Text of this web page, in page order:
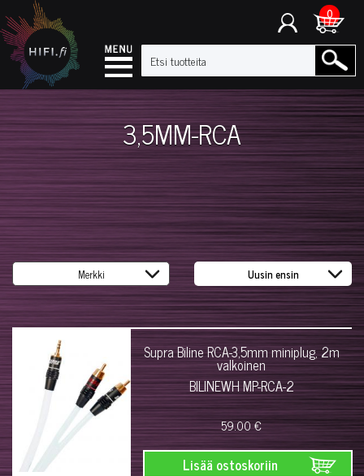
0
3,5MM-RCA
Supra Biline RCA-3,5mm miniplug, 2m
valkoinen
BILINEWH MP-RCA-2
59.00 €
Lisää ostoskoriin